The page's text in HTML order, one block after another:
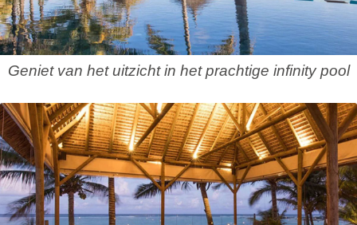
Geniet van het uitzicht in het prachtige infinity pool